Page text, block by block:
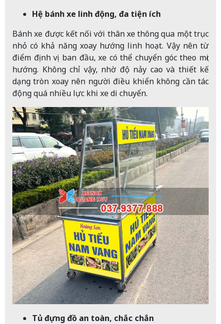
Hệ bánh xe linh động, đa tiện ích
Bánh xe được kết nối với thân xe thông qua một trục
nhỏ có khả năng xoay hướng linh hoạt. Vậy nên từ
điểm định vị ban đầu, xe có thể chuyển góc theo mọi
hướng. Không chỉ vậy, nhờ độ nảy cao và thiết kế
dạng tròn xoay nên người điều khiển không cần tác
động quá nhiều lực khi xe di chuyển.
Tủ đựng đồ an toàn, chắc chắn